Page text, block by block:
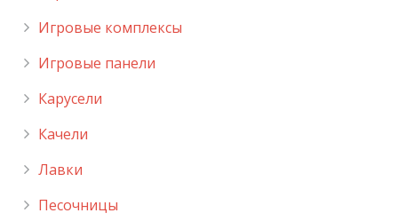
Игровые комплексы
Игровые панели
Карусели
Качели
Лавки
Песочницы